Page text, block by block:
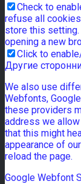
Check to
refuse all
store this
opening a new
Click to
Другие
We also use
Webfonts,
these providers
address we
that this might
appearance of
reload the page.
Google Webfont